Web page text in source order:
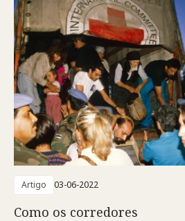
Artigo 03-06-2022
Como os corredores